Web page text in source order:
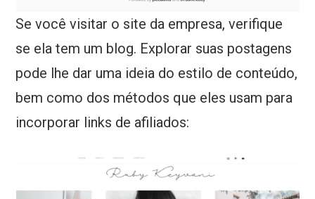
Se você visitar o site da empresa, verifique
se ela tem um blog. Explorar suas postagens
pode lhe dar uma ideia do estilo de conteúdo,
bem como dos métodos que eles usam para
incorporar links de afiliados: